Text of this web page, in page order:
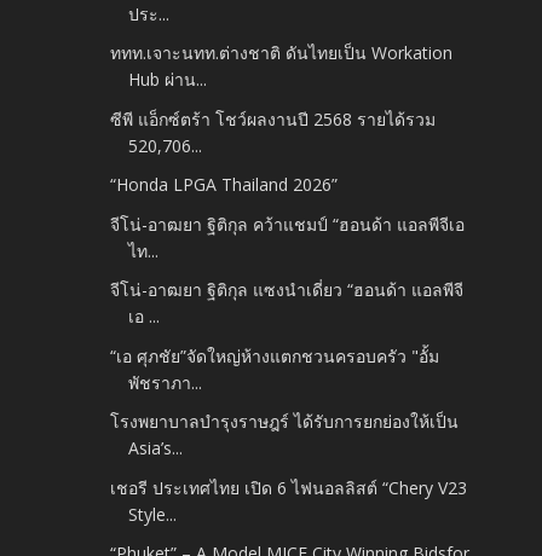
ประ...
ททท.เจาะนทท.ต่างชาติ ดันไทยเป็น Workation
Hub ผ่าน...
ซีพี แอ็กซ์ตร้า โชว์ผลงานปี 2568 รายได้รวม
520,706...
“Honda LPGA Thailand 2026”
จีโน่-อาฒยา ฐิติกุล คว้าแชมป์ “ฮอนด้า แอลพีจีเอ
ไท...
จีโน่-อาฒยา ฐิติกุล แซงนำเดี่ยว “ฮอนด้า แอลพีจี
เอ ...
“เอ ศุภชัย”จัดใหญ่ห้างแตกชวนครอบครัว "อั้ม
พัชราภา...
โรงพยาบาลบำรุงราษฎร์ ได้รับการยกย่องให้เป็น
Asia’s...
เชอรี ประเทศไทย เปิด 6 ไฟนอลลิสต์ “Chery V23
Style...